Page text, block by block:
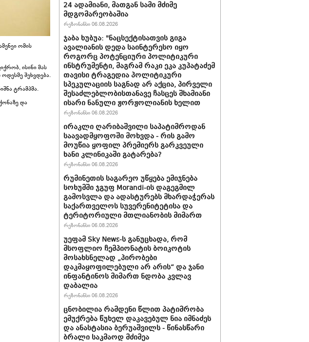
ომის
ისინი მას
ოდესმე შეხვდება.
ტრამპმა.
და
24 ადამიანი, მათგან სამი მძიმე
მდგომარეობაშია
რეზონანსი 06.08.2026
ჯაბა ხუბუა: "ნაცსექტისათვის გიგა
ავალიანის დედა საინტერესო იყო
როგორც პოტენციური პოლიტიკური
ინსტრუმენტი, მაგრამ რაკი ეკა კუპატაძემ
თავისი ტრაგედია პოლიტიკური
სპეკულაციის საგნად არ აქცია, პირველი
შესაძლებლობისთანავე ჩასცეს შხამიანი
ისარი ნანული ჟორჟოლიანის ხელით
რეზონანსი 06.08.2026
ირაკლი ღარიბაშვილი საპატიმროდან
საავადმყოფოში მოხვდა - რის გამო
მოუწია ყოფილ პრემიერს გარკვეული
ხანი კლინიკაში გატარება?
რეზონანსი 06.08.2026
რუმინეთის საგარეო უწყება ემიჯნება
სოხუმში ჯგუფ Morandi-ის დაგეგმილ
გამოსვლა და ადასტურებს მხარდაჭერას
საქართველოს სუვერენიტეტისა და
ტერიტორიული მთლიანობის მიმართ
რეზონანსი 06.08.2026
უეფამ Sky News-ს განუცხადა, რომ
მსოფლიო ჩემპიონატის ბოიკოტის
მოსახსნელად „პირობები
დაკმაყოფილებული არ არის“ და ჯანი
ინფანტინოს მიმართ ნდობა კვლავ
დაბალია
რეზონანსი 06.08.2026
ცნობილია რამდენი წლით პატიმრობა
ემუქრება წუხელ დაკავებულ ნია იმნაძეს
და ანასტასია ბერუაშვილს - წინასწარი
ბრალი საკმაოდ მძიმეა